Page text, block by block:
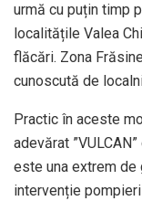
urmă cu puțin timp
localitățile Valea
flăcări. Zona
cunoscută de
Practic în aceste
adevărat
este una extrem de
intervenție